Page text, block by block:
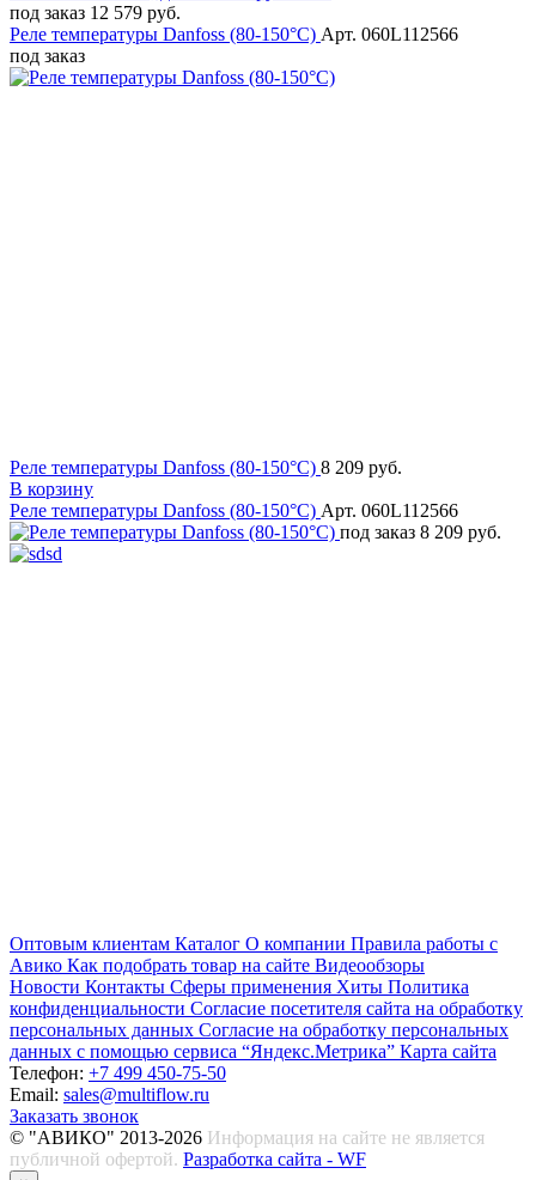
под заказ 12 579 руб.
Реле температуры Danfoss (80-150°C) Арт. 060L112566
под заказ
Реле температуры Danfoss (80-150°C) 8 209 руб.
В корзину
Реле температуры Danfoss (80-150°C) Арт. 060L112566
под заказ 8 209 руб.
Оптовым клиентам Каталог О компании Правила работы с
Авико Как подобрать товар на сайте Видеообзоры
Новости Контакты Сферы применения Хиты Политика
конфиденциальности Согласие посетителя сайта на обработку
персональных данных Согласие на обработку персональных
данных с помощью сервиса “Яндекс.Метрика” Карта сайта
Телефон: +7 499 450-75-50
Email: sales@multiflow.ru
Заказать звонок
© "АВИКО" 2013-2026 Информация на сайте не является
публичной офертой. Разработка сайта - WF